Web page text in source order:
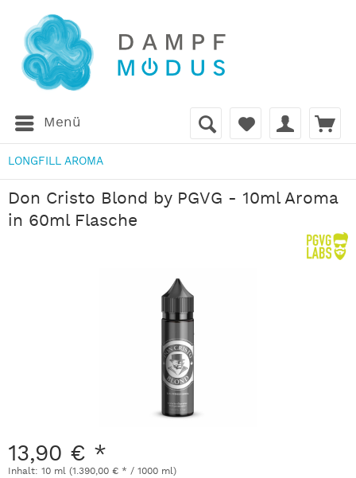
Menü
LONGFILL AROMA
Don Cristo Blond by PGVG - 10ml Aroma
in 60ml Flasche
13,90 € *
Inhalt: 10 ml (1.390,00 € * / 1000 ml)